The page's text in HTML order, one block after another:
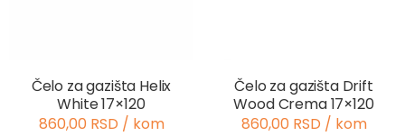
Čelo za gazišta Helix
White 17×120
860,00 RSD / kom
Čelo za gazišta Drift
Wood Crema 17×120
860,00 RSD / kom